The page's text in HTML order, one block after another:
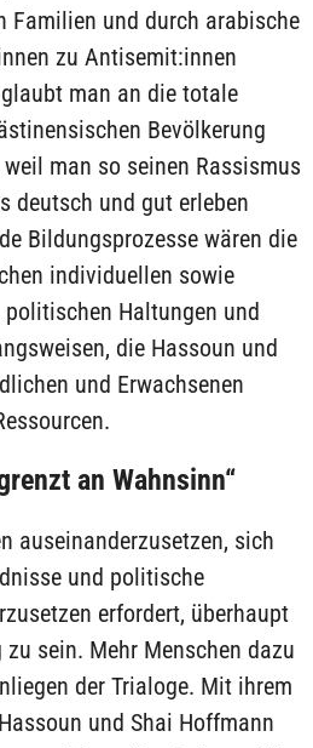
Familien und durch arabische
zu Antisemit:innen
man an die totale
Bevölkerung
man so seinen Rassismus
deutsch und gut erleben
Bildungsprozesse wären die
individuellen sowie
Haltungen und
die Hassoun und
und Erwachsenen
an Wahnsinn“
auseinanderzusetzen, sich
und politische
erfordert, überhaupt
sein. Mehr Menschen dazu
der Trialoge. Mit ihrem
und Shai Hoffmann